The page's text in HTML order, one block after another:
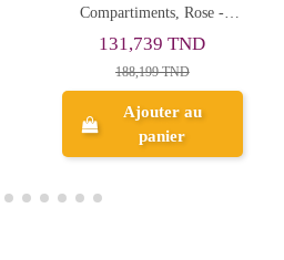
Compartiments 43x30 cm
Stitch, Happy - Réf.8016
108,157 TND
135,196 TND
Ajouter au
panier